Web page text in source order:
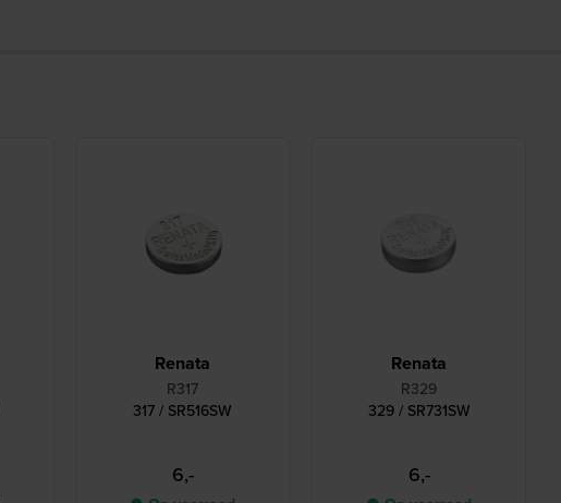
Renata
R317
317 / SR516SW
6,-
Renata
R329
329 / SR731SW
6,-